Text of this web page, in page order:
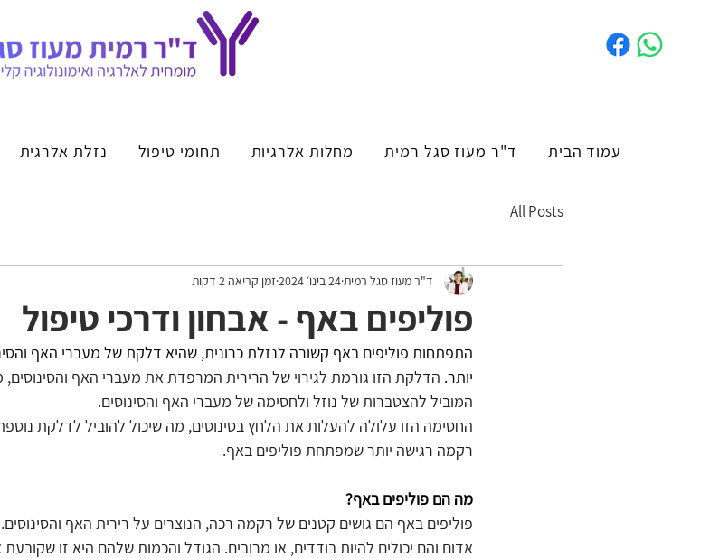
עמוד הבית ​ד"ר מעוז סגל רמית מחלות אלרגיות תחומי טיפול נזלת אלרגית
All Posts
פוליפים באף - אבחון ודרכי טיפול
ד"ר מעוז סגל רמית 24 בינו׳ 2024 זמן קריאה 2 דקות
יותר. הדלקת הזו גורמת לגירוי של הרירית המרפדת את מעברי האף והסינוסים,
המוביל להצטברות של נוזל ולחסימה של מעברי האף והסינוסים.
החסימה הזו עלולה להעלות את הלחץ בסינוסים, מה שיכול להוביל לדלקת
רקמה רגישה יותר שמפתחת פוליפים באף.
מה הם פוליפים באף?
פוליפים באף הם גושים קטנים של רקמה רכה, הנוצרים על רירית האף
אדום והם יכולים להיות בודדים, או מרובים. הגודל והכמות שלהם היא זו